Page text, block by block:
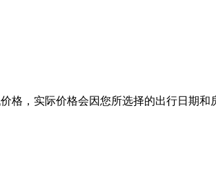
格，实际价格会因您所选择的出行日期和